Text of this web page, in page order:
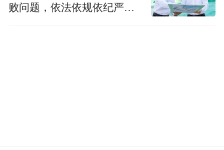
败问题，依法依规依纪严肃